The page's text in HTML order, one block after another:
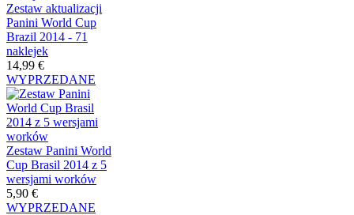
Zestaw aktualizacji
Panini World Cup
Brazil 2014 - 71
naklejek
14,99 €
WYPRZEDANE
Zestaw Panini World
Cup Brasil 2014 z 5
wersjami worków
5,90 €
WYPRZEDANE